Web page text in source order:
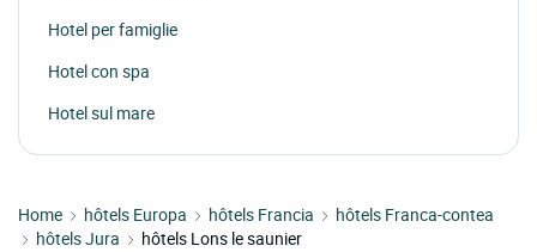
Hotel per famiglie
Hotel con spa
Hotel sul mare
Home hôtels Europa hôtels Francia
hôtels Franca-contea
hôtels Jura
hôtels Lons le saunier